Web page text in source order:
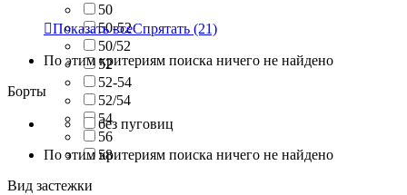
50
50-52
50/52
52
52-54
52/54
54
56
58
Показать всеСпрятать (21)
По этим критериям поиска ничего не найдено
Борты
без пуговиц
По этим критериям поиска ничего не найдено
Вид застежки